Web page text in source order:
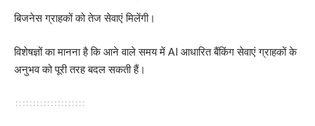
बिजनेस ग्राहकों को तेज सेवाएं मिलेंगी।
विशेषज्ञों का मानना है कि आने वाले समय में AI आधारित बैंकिंग सेवाएं ग्राहकों के
अनुभव को पूरी तरह बदल सकती हैं।